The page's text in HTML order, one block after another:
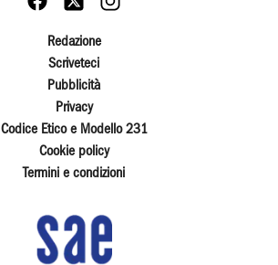
Redazione
Scriveteci
Pubblicità
Privacy
Codice Etico e Modello 231
Cookie policy
Termini e condizioni